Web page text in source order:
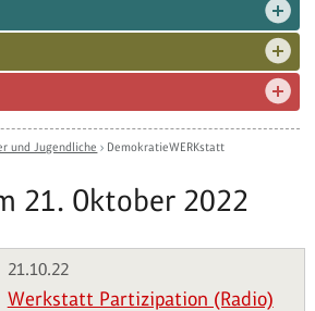
und Jugendliche › DemokratieWERKstatt
21. Oktober 2022
21.10.22
Werkstatt Partizipation (Radio)